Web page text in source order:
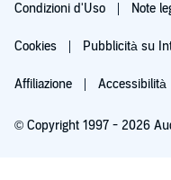
Condizioni d'Uso Note
Cookies Pubblicità su
Affiliazione Accessibilità
© Copyright 1997 - 2026